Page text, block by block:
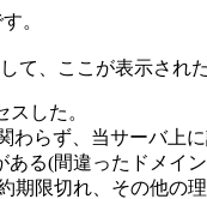
。
て、ここが表示され
した。
らず、当サーバ上
る(間違ったドメイ
期限切れ、その他の